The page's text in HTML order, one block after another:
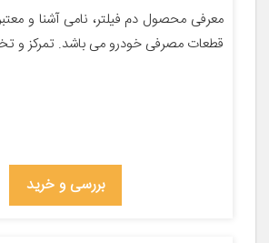
معرفی محصول دم فیلتر، نامی آشنا و
قطعات مصرفی خودرو می باشد. تمرکز
بررسی و خرید